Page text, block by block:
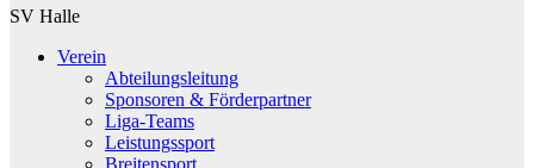
SV Halle
Verein
Abteilungsleitung
Sponsoren & Förderpartner
Liga-Teams
Leistungssport
Breitensport